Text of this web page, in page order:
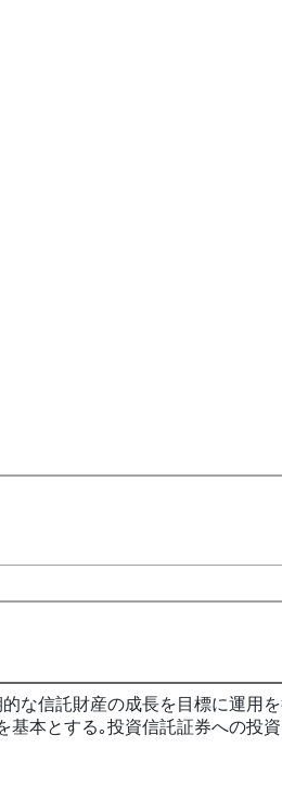
な信託財産の成長を目標に運用
本とする｡投資信託証券への投